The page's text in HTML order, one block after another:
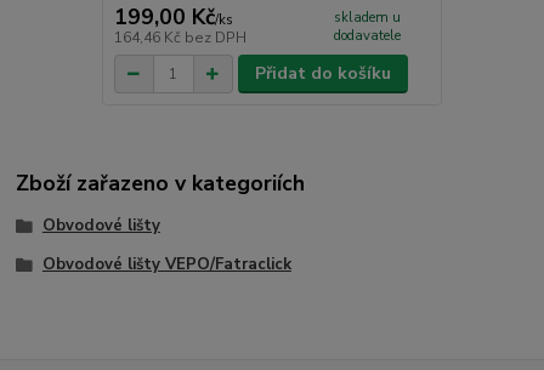
199,00 Kč/ks
164,46 Kč bez DPH
skladem u
dodavatele
Přidat do košíku
Zboží zařazeno v kategoriích
Obvodové lišty
Obvodové lišty VEPO/Fatraclick